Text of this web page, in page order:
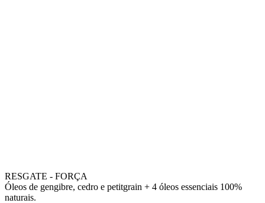
RESGATE - FORÇA
Óleos de gengibre, cedro e petitgrain + 4 óleos essenciais 100%
naturais.